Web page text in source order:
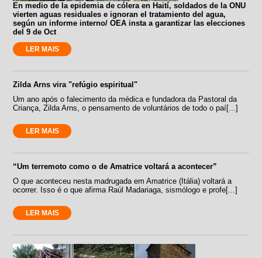
En medio de la epidemia de cólera en Haití, soldados de la ONU
vierten aguas residuales e ignoran el tratamiento del agua,
según un informe interno/ OEA insta a garantizar las elecciones
del 9 de Oct
LER MAIS
Zilda Arns vira "refúgio espiritual"
Um ano após o falecimento da médica e fundadora da Pastoral da
Criança, Zilda Arns, o pensamento de voluntários de todo o paí[...]
LER MAIS
“Um terremoto como o de Amatrice voltará a acontecer”
O que aconteceu nesta madrugada em Amatrice (Itália) voltará a
ocorrer. Isso é o que afirma Raúl Madariaga, sismólogo e profe[...]
LER MAIS